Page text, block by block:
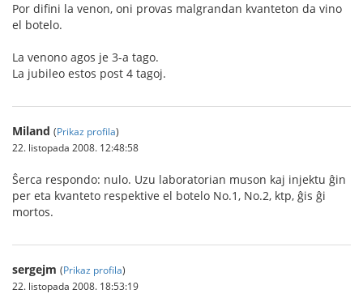
Por difini la venon, oni provas malgrandan kvanteton da vino
el botelo.
La venono agos je 3-a tago.
La jubileo estos post 4 tagoj.
Miland (Prikaz profila)
22. listopada 2008. 12:48:58
Ŝerca respondo: nulo. Uzu laboratorian muson kaj injektu ĝin
per eta kvanteto respektive el botelo No.1, No.2, ktp, ĝis ĝi
mortos.
sergejm (Prikaz profila)
22. listopada 2008. 18:53:19